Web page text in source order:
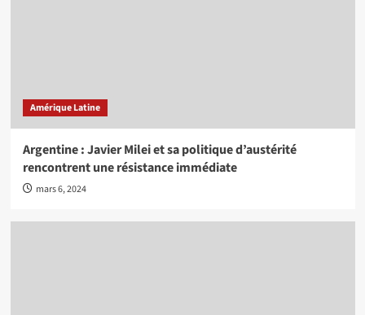
Amérique Latine
Argentine : Javier Milei et sa politique d’austérité
rencontrent une résistance immédiate
mars 6, 2024